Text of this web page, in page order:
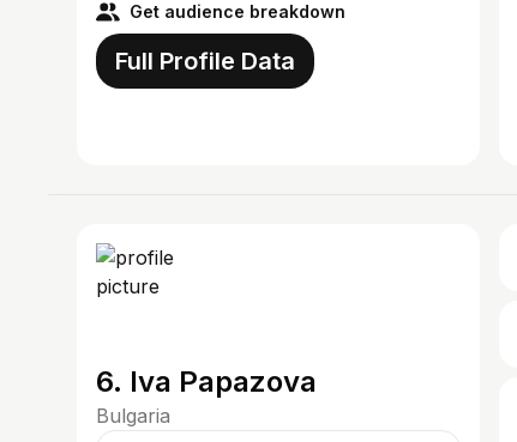
Get audience breakdown
Full Profile Data
6. Iva Papazova
Bulgaria